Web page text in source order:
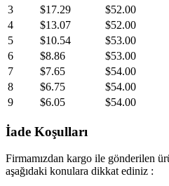
3
$17.29
$52.00
4
$13.07
$52.00
5
$10.54
$53.00
6
$8.86
$53.00
7
$7.65
$54.00
8
$6.75
$54.00
9
$6.05 $54.00
İade Koşulları
Firmamızdan kargo ile gönderilen
aşağıdaki konulara dikkat ediniz :